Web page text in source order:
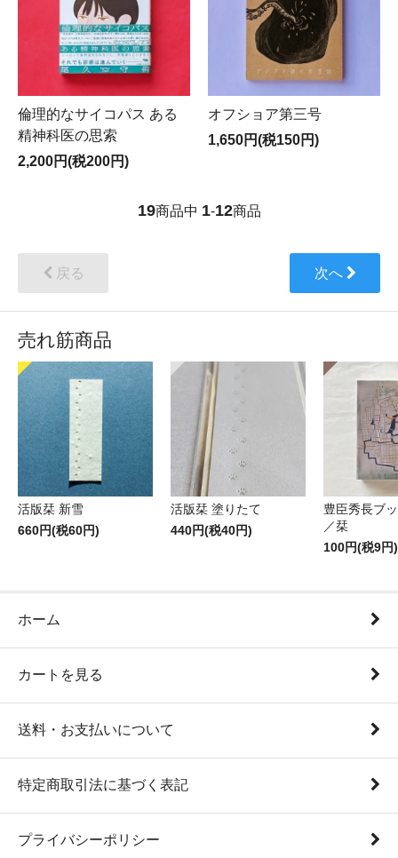
倫理的なサイコパス ある
精神科医の思索
2,200円(税200円)
オフショア第三号
1,650円(税150円)
19商品中 1-12商品
戻る 次へ
売れ筋商品
活版栞 新雪
660円(税60円)
活版栞 塗りたて
440円(税40円)
豊臣秀長ブ
／栞
100円(税9円)
ホーム
カートを見る
送料・お支払いについて
特定商取引法に基づく表記
プライバシーポリシー